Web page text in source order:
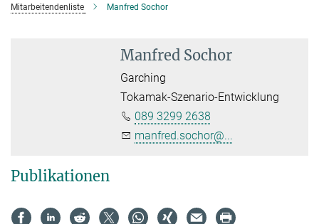
Mitarbeitendenliste Manfred Sochor
Manfred Sochor
Garching
Tokamak-Szenario-Entwicklung
089 3299 2638
manfred.sochor@...
Publikationen